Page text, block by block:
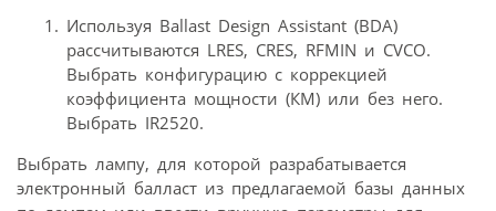
Используя Ballast Design Assistant (BDA)
рассчитываются LRES, CRES, RFMIN и CVCO.
Выбрать конфигурацию с коррекцией
коэффициента мощности (КМ) или без него.
Выбрать IR2520.
Выбрать лампу, для которой разрабатывается
электронный балласт из предлагаемой базы данных